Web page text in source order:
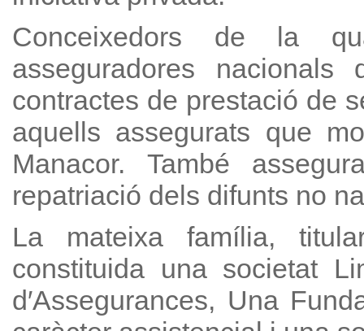
Conceixedors de la
asseguradores
contractes de prestació de
aquells assegurats que
Manacor. També
repatriació dels difunts no
La mateixa família,
constituida una societat
d′Assegurances, Una